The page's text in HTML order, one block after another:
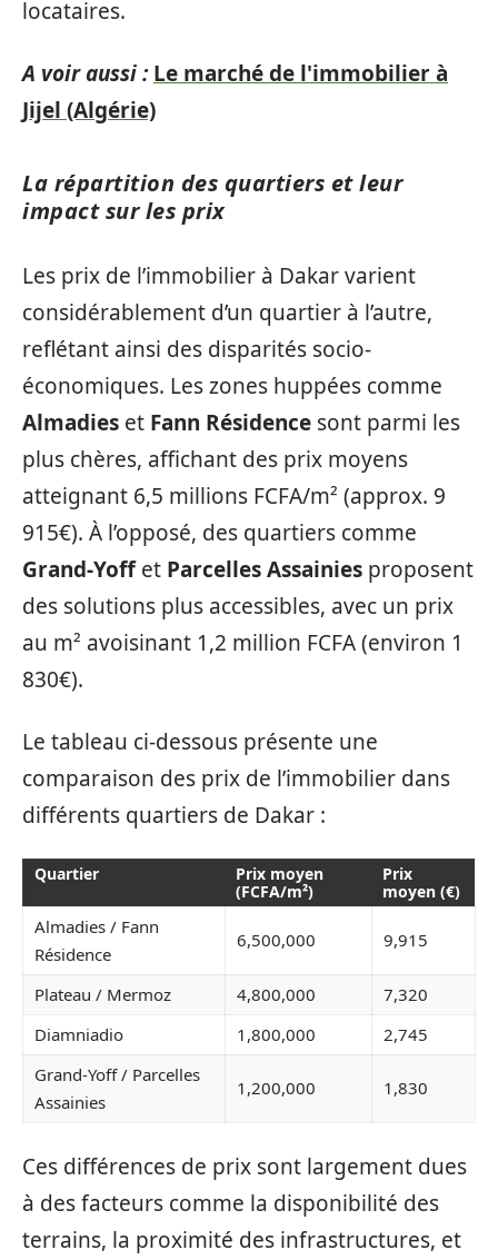
locataires.
A voir aussi : Le marché de l'immobilier à
Jijel (Algérie)
La répartition des quartiers et leur
impact sur les prix
Les prix de l’immobilier à Dakar varient
considérablement d’un quartier à l’autre,
reflétant ainsi des disparités socio-
économiques. Les zones huppées comme
Almadies et Fann Résidence sont parmi les
plus chères, affichant des prix moyens
atteignant 6,5 millions FCFA/m² (approx. 9
915€). À l’opposé, des quartiers comme
Grand-Yoffet Parcelles Assainies proposent
des solutions plus accessibles, avec un prix
au m² avoisinant 1,2 million FCFA (environ 1
830€).
Le tableau ci-dessous présente une
comparaison des prix de l’immobilier dans
différents quartiers de Dakar :
Quartier
Prix moyen
(FCFA/m²)
Prix
moyen (€)
Almadies / Fann
Résidence
6,500,000 9,915
Plateau / Mermoz 4,800,000
7,320
Diamniadio
1,800,000
2,745
Grand-Yoff / Parcelles
Assainies
1,200,000 1,830
Ces différences de prix sont largement dues
à des facteurs comme la disponibilité des
terrains, la proximité des infrastructures, et